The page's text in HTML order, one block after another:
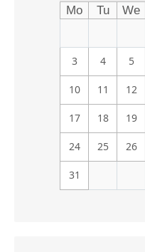
Mo Tu We
3 4 5
10 11 12
17 18 19
24 25 26
31